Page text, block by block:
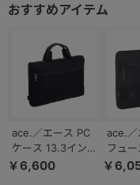
ace.／エース PC
ケース 13.3インチ
PC対応 ヨコ型
￥6,600
ace.／
フュー
ンチ対
￥